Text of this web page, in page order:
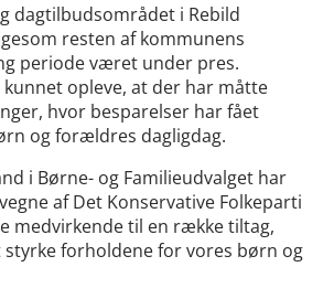
dagtilbudsområdet i Rebild
resten af kommunens
periode været under pres.
opleve, at der har måtte
hvor besparelser har fået
og forældres dagligdag.
i Børne- og Familieudvalget har
af Det Konservative Folkeparti
medvirkende til en række tiltag,
forholdene for vores børn og